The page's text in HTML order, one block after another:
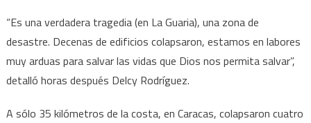
“Es una verdadera tragedia (en La Guaria), una zona de
desastre. Decenas de edificios colapsaron, estamos en labores
muy arduas para salvar las vidas que Dios nos permita salvar”,
detalló horas después Delcy Rodríguez.
A sólo 35 kilómetros de la costa, en Caracas, colapsaron cuatro